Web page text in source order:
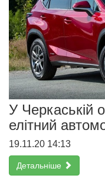
У Черкаській
елітний
19.11.20 14:13
Детальніше